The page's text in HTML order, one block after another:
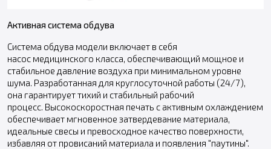
Активная система обдува
Система обдува модели включает в себя
насос медицинского класса, обеспечивающий мощное и
стабильное давление воздуха при минимальном уровне
шума. Разработанная для круглосуточной работы (24/7),
она гарантирует тихий и стабильный рабочий
процесс. Высокоскоростная печать с активным охлаждением
обеспечивает мгновенное затвердевание материала,
идеальные свесы и превосходное качество поверхности,
избавляя от провисаний материала и появления "паутины".